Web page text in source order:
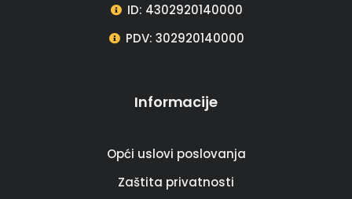
ID: 4302920140000
PDV: 302920140000
Informacije
Opći uslovi poslovanja
Zaštita privatnosti